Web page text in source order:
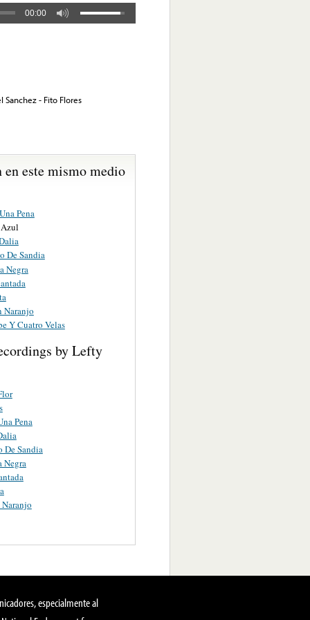
00:00
Sanchez - Fito Flores
en este mismo medio
Pena
De Sandia
Negra
Naranjo
Y Cuatro Velas
by Lefty
Pena
De Sandia
Negra
especialmente al